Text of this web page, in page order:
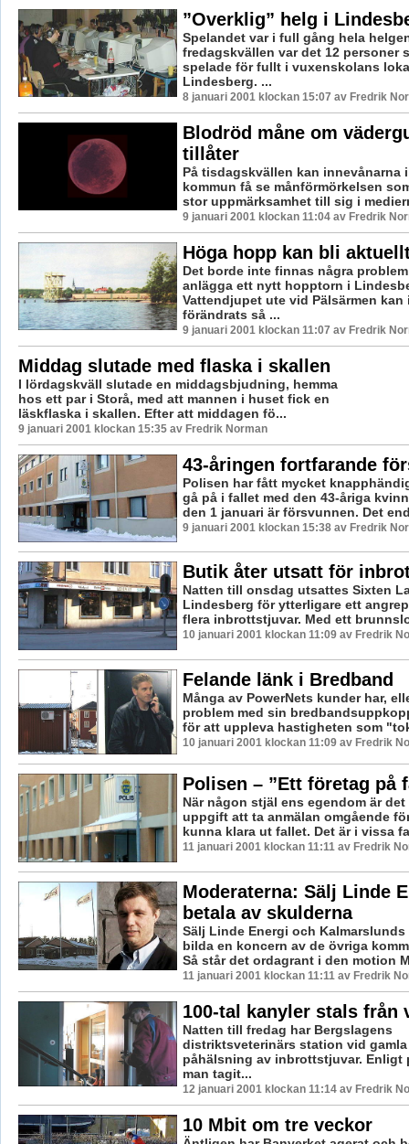
”Overklig” helg i
Spelandet var i full gång hela
fredagskvällen var det 12 personer
spelade för fullt i vuxenskolans
Lindesberg. ...
8 januari 2001 klockan 15:07 av Fredrik
Blodröd måne om
tillåter
På tisdagskvällen kan innevånarna
kommun få se månförmörkelsen
stor uppmärksamhet till sig i
9 januari 2001 klockan 11:04 av Fredrik
Höga hopp kan bli
Det borde inte finnas några
anlägga ett nytt hopptorn i
Vattendjupet ute vid Pälsärmen kan
förändrats så ...
9 januari 2001 klockan 11:07 av Fredrik
Middag slutade med flaska i skallen
I lördagskväll slutade en middagsbjudning, hemma
hos ett par i Storå, med att mannen i huset fick en
läskflaska i skallen. Efter att middagen fö...
9 januari 2001 klockan 15:35 av Fredrik Norman
43-åringen fortfarande
Polisen har fått mycket
gå på i fallet med den 43-åriga
den 1 januari är försvunnen. Det
9 januari 2001 klockan 15:38 av Fredrik
Butik åter utsatt för
Natten till onsdag utsattes Sixten
Lindesberg för ytterligare ett
flera inbrottstjuvar. Med ett
10 januari 2001 klockan 11:09 av Fredrik
Felande länk i Bredband
Många av PowerNets kunder har,
problem med sin
för att uppleva hastigheten som
10 januari 2001 klockan 11:09 av Fredrik
Polisen – ”Ett företag på
När någon stjäl ens egendom är
uppgift att ta anmälan omgående
kunna klara ut fallet. Det är i vissa
11 januari 2001 klockan 11:11 av Fredrik
Moderaterna: Sälj Linde
betala av skulderna
Sälj Linde Energi och
bilda en koncern av de övriga
Så står det ordagrant i den motion
11 januari 2001 klockan 11:11 av Fredrik
100-tal kanyler stals från
Natten till fredag har Bergslagens
distriktsveterinärs station vid
påhälsning av inbrottstjuvar. Enligt
man tagit...
12 januari 2001 klockan 11:14 av Fredrik
10 Mbit om tre veckor